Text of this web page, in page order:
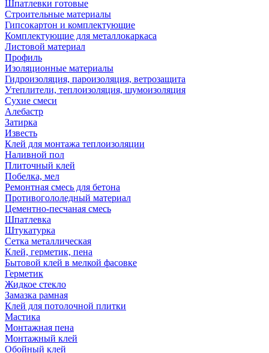
Шпатлевки готовые
Строительные материалы
Гипсокартон и комплектующие
Комплектующие для металлокаркаса
Листовой материал
Профиль
Изоляционные материалы
Гидроизоляция, пароизоляция, ветрозащита
Утеплители, теплоизоляция, шумоизоляция
Сухие смеси
Алебастр
Затирка
Известь
Клей для монтажа теплоизоляции
Наливной пол
Плиточный клей
Побелка, мел
Ремонтная смесь для бетона
Противогололедный материал
Цементно-песчаная смесь
Шпатлевка
Штукатурка
Сетка металлическая
Клей, герметик, пена
Бытовой клей в мелкой фасовке
Герметик
Жидкое стекло
Замазка рамная
Клей для потолочной плитки
Мастика
Монтажная пена
Монтажный клей
Обойный клей